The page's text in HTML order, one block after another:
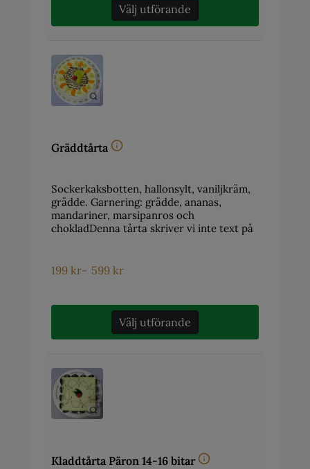
Välj utförande
Gräddtårta
Sockerkaksbotten, hallonsylt, vaniljkräm,
grädde. Garnering: grädde, ananas,
mandariner, marsipanros och
chokladDenna tårta skriver vi inte text på
199 kr- 599 kr
Välj utförande
Kladdtårta Päron 14-16 bitar